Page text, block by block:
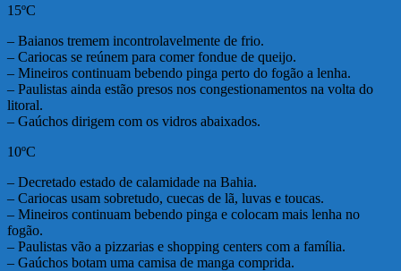
15ºC
– Baianos tremem incontrolavelmente de frio.
– Cariocas se reúnem para comer fondue de queijo.
– Mineiros continuam bebendo pinga perto do fogão a lenha.
– Paulistas ainda estão presos nos congestionamentos na volta do
litoral.
– Gaúchos dirigem com os vidros abaixados.
10ºC
– Decretado estado de calamidade na Bahia.
– Cariocas usam sobretudo, cuecas de lã, luvas e toucas.
– Mineiros continuam bebendo pinga e colocam mais lenha no
fogão.
– Paulistas vão a pizzarias e shopping centers com a família.
– Gaúchos botam uma camisa de manga comprida.